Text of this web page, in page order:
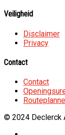
Veiligheid
Disclaimer
Privacy
Contact
Contact
© 2024 Declerck